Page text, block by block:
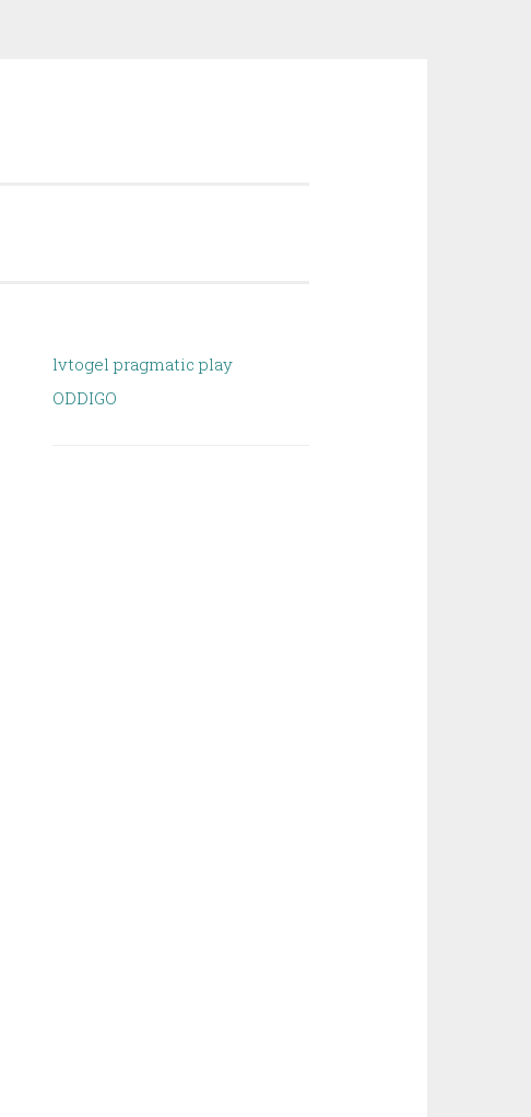
lvtogel pragmatic play
ODDIGO